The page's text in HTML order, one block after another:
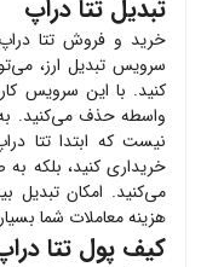
تبدیل تتا دراپ
خرید و فروشتتا دراپ
سرویس تبدیل ارز،
کنید. با این سرویس
واسطه حذف می‌کنید. به
نیست که ابتداتتا
خریداری کنید، بلکه
می‌کنید. امکان تبدیل
هزینه معاملات شما
کیف پول تتا